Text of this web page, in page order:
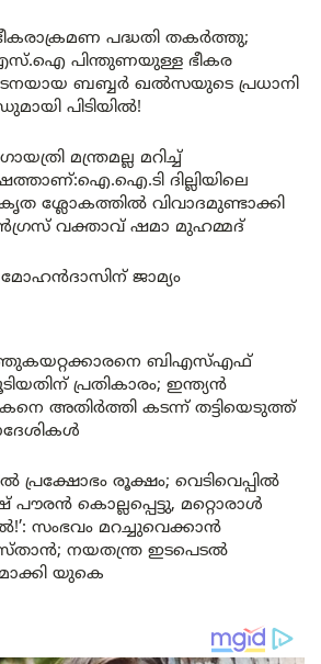
പദ്ധതി തകർത്തു;
പിന്തുണയുള്ള ഭീകര
ബബ്ബർ ഖൽസയുടെ പ്രധാനി
പിടിയിൽ!
മന്ത്രമല്ല മറിച്ച്
ദില്ലിയിലെ
ശ്ലോകത്തിൽ വിവാദമുണ്ടാക്കി
വക്താവ് ഷമാ മുഹമ്മദ്
മോഹൻദാസിന് ജാമ്യം
ബിഎസ്എഫ്
പ്രതികാരം; ഇന്ത്യൻ
അതിർത്തി കടന്ന് തട്ടിയെടുത്ത്
പ്രക്ഷോഭം രൂക്ഷം; വെടിവെപ്പിൽ
പൗരൻ കൊല്ലപ്പെട്ടു, മറ്റൊരാൾ
സംഭവം മറച്ചുവെക്കാൻ
നയതന്ത്ര ഇടപെടൽ
യുകെ